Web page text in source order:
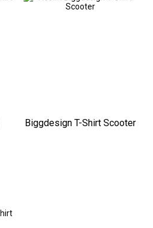
Biggdesign T-Shirt Scooter